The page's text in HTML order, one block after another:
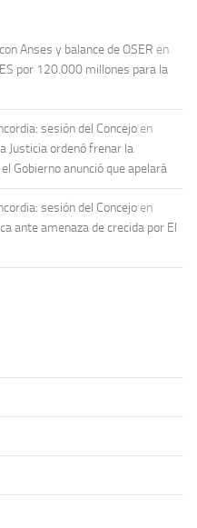
Anses y balance de OSER en
por 120.000 millones para la
sesión del Concejo en
Justicia ordenó frenar la
Gobierno anunció que apelará
sesión del Concejo en
ante amenaza de crecida por El